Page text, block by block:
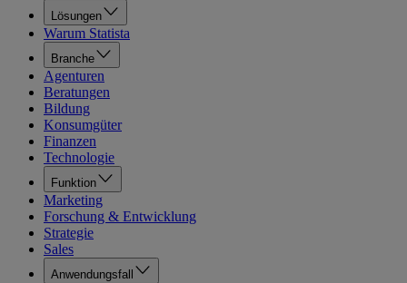
Lösungen
Warum Statista
Branche
Agenturen
Beratungen
Bildung
Konsumgüter
Finanzen
Technologie
Funktion
Marketing
Forschung & Entwicklung
Strategie
Sales
Anwendungsfall